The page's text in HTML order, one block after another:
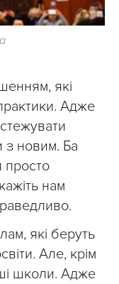
які
Адже
з новим. Ба
просто
нам
які беруть
Але, крім
школи. Адже